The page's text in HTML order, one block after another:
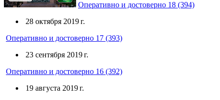
Оперативно и достоверно 18 (394)
28 октября 2019 г.
Оперативно и достоверно 17 (393)
23 сентября 2019 г.
Оперативно и достоверно 16 (392)
19 августа 2019 г.